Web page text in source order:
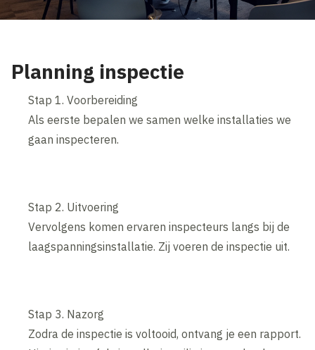
Planning inspectie
Stap 1. Voorbereiding
Als eerste bepalen we samen welke installaties we
gaan inspecteren.
Stap 2. Uitvoering
Vervolgens komen ervaren inspecteurs langs bij de
laagspanningsinstallatie. Zij voeren de inspectie uit.
Stap 3. Nazorg
Zodra de inspectie is voltooid, ontvang je een rapport.